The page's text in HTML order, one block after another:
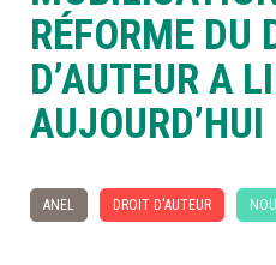
À PROPOS DEVENIR
RÉFORME DU
D’AUTEUR A
AUJOURD’HUI
ANEL DROIT D'AUTEUR